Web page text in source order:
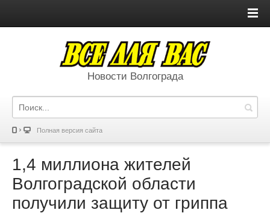
Новости Волгограда
Полная версия сайта
1,4 миллиона жителей
Волгоградской области
получили защиту от гриппа